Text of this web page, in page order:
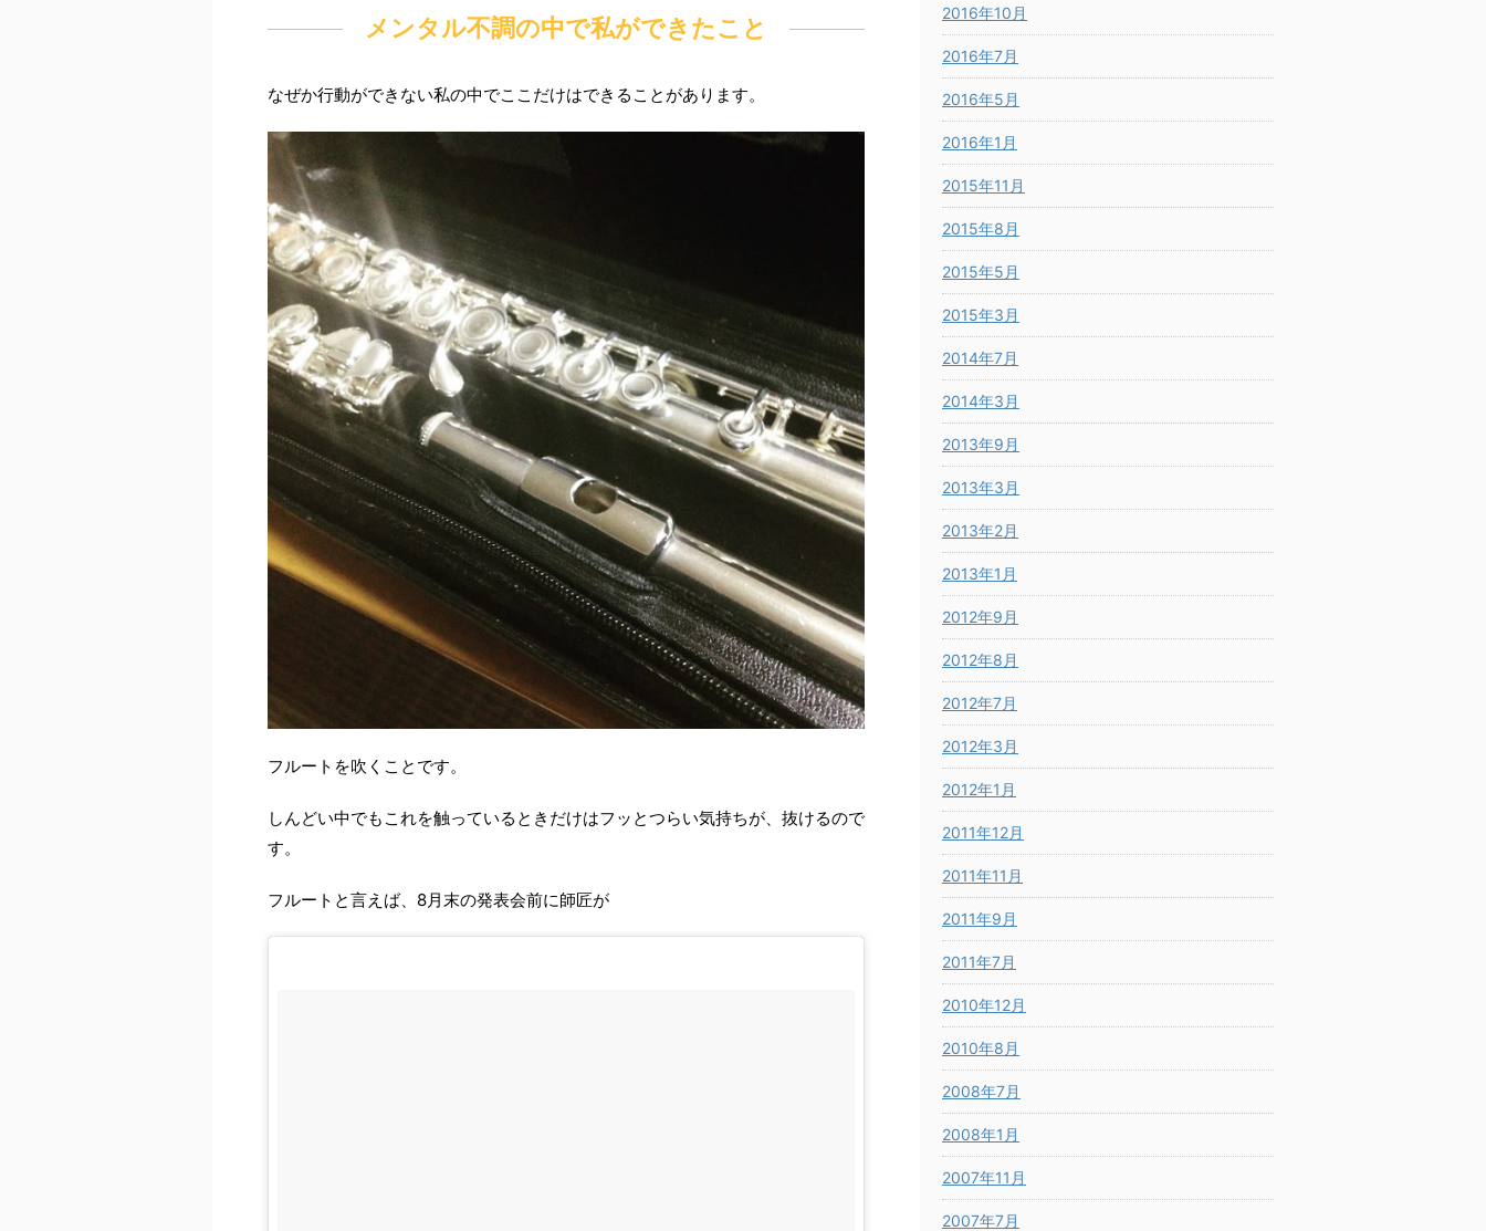
メンタル不調の中で私ができたこと
なぜか行動ができない私の中でここだけはできることがあります。
フルートを吹くことです。
しんどい中でもこれを触っているときだけはフッとつらい気持ちが、抜けるので
す。
フルートと言えば、8月末の発表会前に師匠が
2016年10月
2016年7月
2016年5月
2016年1月
2015年11月
2015年8月
2015年5月
2015年3月
2014年7月
2014年3月
2013年9月
2013年3月
2013年2月
2013年1月
2012年9月
2012年8月
2012年7月
2012年3月
2012年1月
2011年12月
2011年11月
2011年9月
2011年7月
2010年12月
2010年8月
2008年7月
2008年1月
2007年11月
2007年7月